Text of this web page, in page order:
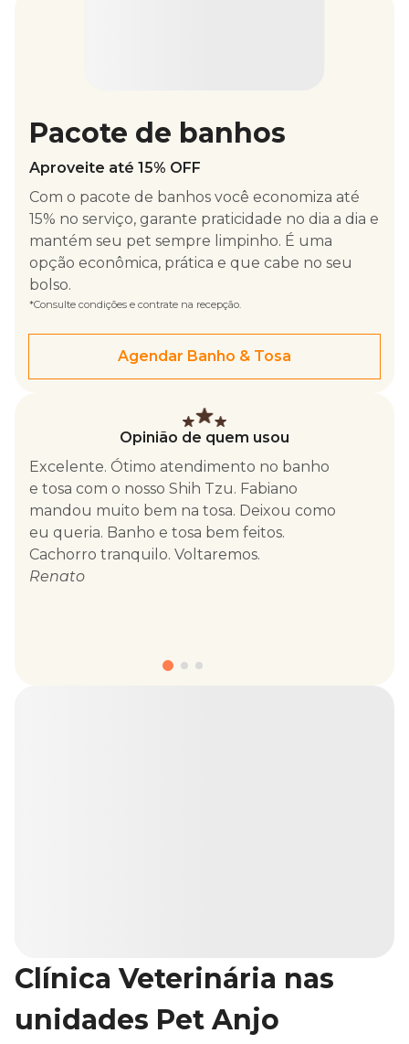
Pacote de banhos
Aproveite até 15% OFF
Com o pacote de banhos você economiza até
15% no serviço, garante praticidade no dia a dia e
mantém seu pet sempre limpinho. É uma
opção econômica, prática e que cabe no seu
bolso.
*Consulte condições e contrate na recepção.
Agendar Banho & Tosa
Opinião de quem usou
Excelente. Ótimo atendimento no banho
e tosa com o nosso Shih Tzu. Fabiano
mandou muito bem na tosa. Deixou como
eu queria. Banho e tosa bem feitos.
Cachorro tranquilo. Voltaremos.
Renato
Clínica Veterinária nas
unidades Pet Anjo